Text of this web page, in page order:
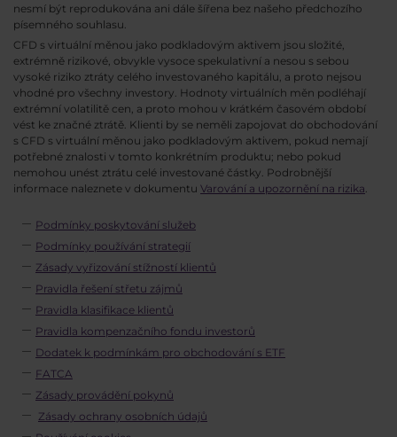
nesmí být reprodukována ani dále šířena bez našeho předchozího
písemného souhlasu.
CFD s virtuální měnou jako podkladovým aktivem jsou složité,
extrémně rizikové, obvykle vysoce spekulativní a nesou s sebou
vysoké riziko ztráty celého investovaného kapitálu, a proto nejsou
vhodné pro všechny investory. Hodnoty virtuálních měn podléhají
extrémní volatilitě cen, a proto mohou v krátkém časovém období
vést ke značné ztrátě. Klienti by se neměli zapojovat do obchodování
s CFD s virtuální měnou jako podkladovým aktivem, pokud nemají
potřebné znalosti v tomto konkrétním produktu; nebo pokud
nemohou unést ztrátu celé investované částky. Podrobnější
informace naleznete v dokumentu Varování a upozornění na rizika
Podmínky poskytování služeb
Podmínky používání strategií
Zásady vyřizování stížností klientů
Pravidla řešení střetu zájmů
Pravidla klasifikace klientů
Pravidla kompenzačního fondu investorů
Dodatek k podmínkám pro obchodování s ETF
FATCA
Zásady provádění pokynů
Zásady ochrany osobních údajů